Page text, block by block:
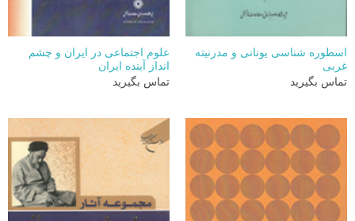
اسطوره شناسی یونانی و مدرنیته
غربی
تماس بگیرید
علوم اجتماعی در ایران و چشم
انداز آینده ایران
تماس بگیرید